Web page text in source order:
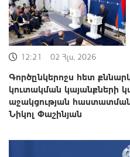
12:21 02 Հլս, 2026
Գործընկերոջս հետ
կուտակման կայանքների
աջակցության
Նիկոլ Փաշինյան